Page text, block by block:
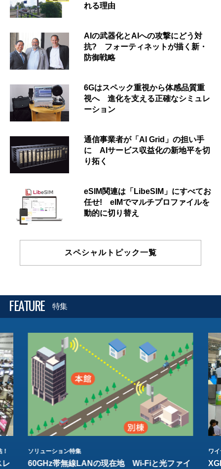
れる理由
AIの武器化とAIへの攻撃にどう対
抗? フォーティネットが描く新・
防御戦略
6Gはスペック重視から体感品質重
視へ 進化を支える正確なシミュレ
ーション
通信事業者が「AI Grid」の担い手
に AIサービス収益化の新地平を切
り拓く
eSIM関連は「LibeSIM」にすべてお
任せ! eIMでマルチプロファイルを
動的に切り替え
スペシャルトピック一覧
FEATURE 特集
レ
ソリューション特集
60GHz帯無線LANの現在地 Wi-Fiと光ファイ
ワ